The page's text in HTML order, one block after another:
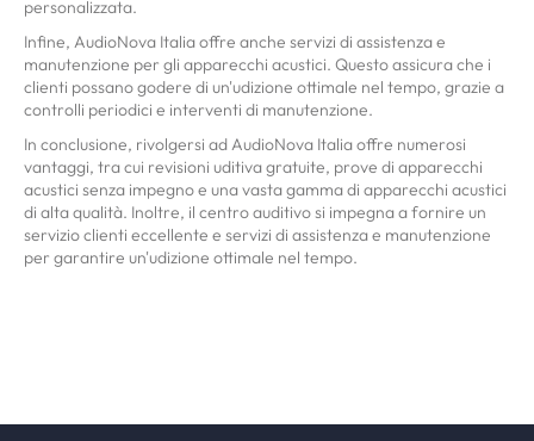
personalizzata.
Infine, AudioNova Italia offre anche servizi di assistenza e
manutenzione per gli apparecchi acustici. Questo assicura che i
clienti possano godere di un'udizione ottimale nel tempo, grazie a
controlli periodici e interventi di manutenzione.
In conclusione, rivolgersi ad AudioNova Italia offre numerosi
vantaggi, tra cui revisioni uditiva gratuite, prove di apparecchi
acustici senza impegno e una vasta gamma di apparecchi acustici
di alta qualità. Inoltre, il centro auditivo si impegna a fornire un
servizio clienti eccellente e servizi di assistenza e manutenzione
per garantire un'udizione ottimale nel tempo.